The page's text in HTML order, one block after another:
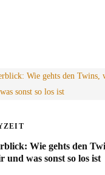
Wie gehts den
und was sonst so los ist